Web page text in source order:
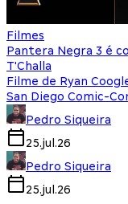
Filmes
Pantera Negra 3 é
T'Challa
Filme de Ryan
San Diego Comic-
Pedro Siqueira
25.jul.26
Pedro Siqueira
25.jul.26